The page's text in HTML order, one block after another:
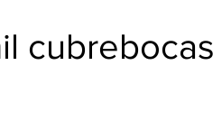
cubrebocas